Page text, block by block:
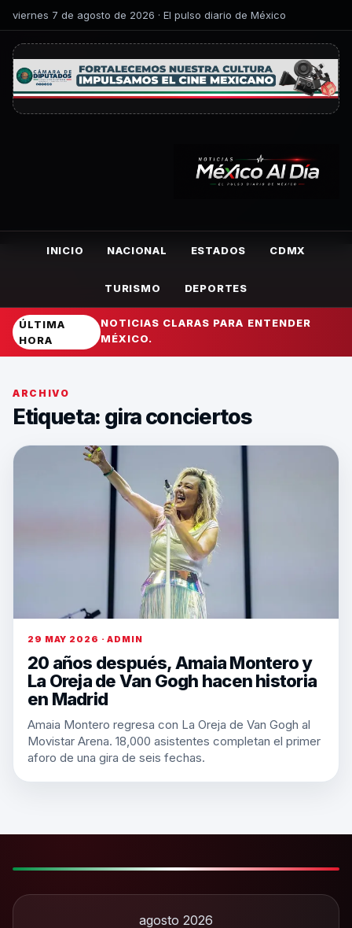
viernes 7 de agosto de 2026 · El pulso diario de México
INICIO NACIONAL ESTADOS CDMX
TURISMO DEPORTES
ÚLTIMA
HORA
NOTICIAS CLARAS PARA ENTENDER
MÉXICO.
ARCHIVO
Etiqueta: gira conciertos
29 MAY 2026 · ADMIN
20 años después, Amaia Montero y
La Oreja de Van Gogh hacen historia
en Madrid
Amaia Montero regresa con La Oreja de Van Gogh al
Movistar Arena. 18,000 asistentes completan el primer
aforo de una gira de seis fechas.
agosto 2026